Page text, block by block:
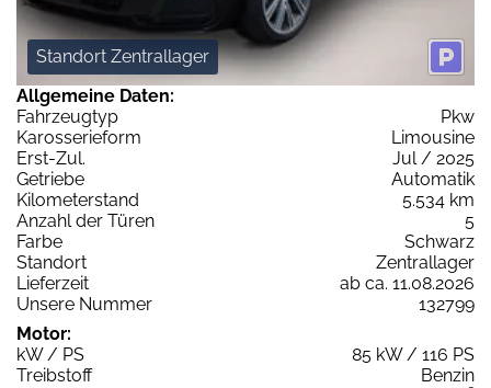
Standort Zentrallager
Allgemeine Daten:
Fahrzeugtyp
Pkw
Karosserieform
Limousine
Erst-Zul.
Jul / 2025
Getriebe
Automatik
Kilometerstand
5.534 km
Anzahl der Türen
5
Farbe
Schwarz
Standort
Zentrallager
Lieferzeit
ab ca. 11.08.2026
Unsere Nummer
132799
Motor:
kW / PS
85 kW / 116 PS
Treibstoff
Benzin